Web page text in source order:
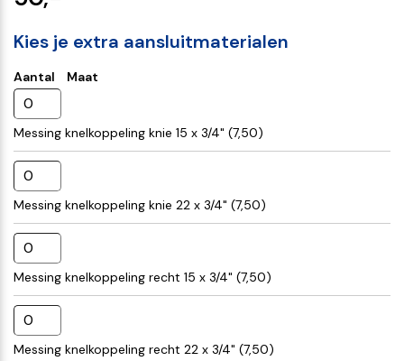
Kies je extra aansluitmaterialen
Aantal Maat
Messing knelkoppeling knie 15 x 3/4" (7,50)
Messing knelkoppeling knie 22 x 3/4" (7,50)
Messing knelkoppeling recht 15 x 3/4" (7,50)
Messing knelkoppeling recht 22 x 3/4" (7,50)